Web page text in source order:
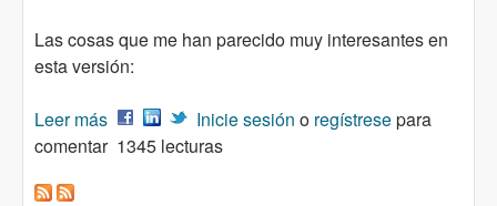
Las cosas que me han parecido muy interesantes en
esta versión:
Leer más sobre Liberada la versión 19 de Asterisk –
Standard release
Inicie sesión o regístresepara
comentar 1345 lecturas